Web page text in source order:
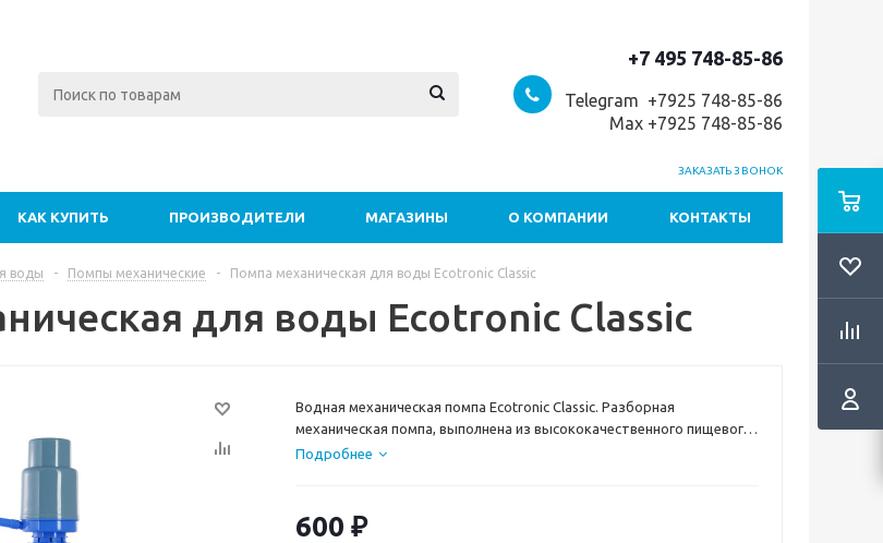
+7 495 748-85-86
Telegram +7925 748-85-86
Max +7925 748-85-86
ЗАКАЗАТЬ ЗВОНОК
КАК КУПИТЬ ПРОИЗВОДИТЕЛИ МАГАЗИНЫ О КОМПАНИИ КОНТАКТЫ
воды - Помпы механические - Помпа механическая для воды Ecotronic Classic
для воды Ecotronic Classic
Водная механическая помпа Ecotronic Classic. Разборная
механическая помпа, выполнена из высококачественного пищевого
пластика.
Подробнее
600 ₽